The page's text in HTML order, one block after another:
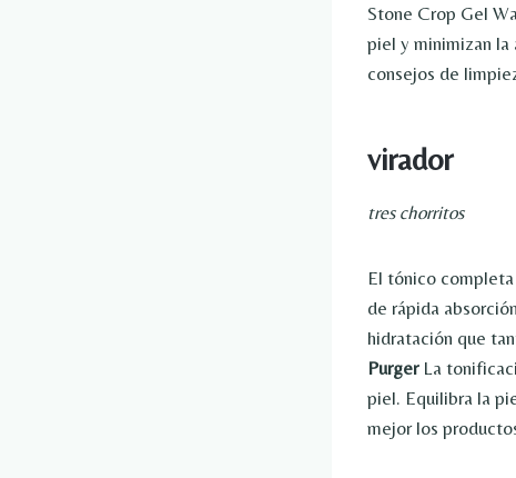
Stone Crop Gel
piel y minimizan la
consejos de
virador
tres chorritos
El tónico
de rápida
hidratación que
PurgerLa
piel. Equilibra la
mejor los